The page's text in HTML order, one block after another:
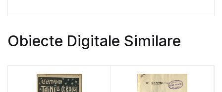
Obiecte Digitale Similare